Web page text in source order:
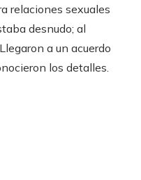
relaciones sexuales
desnudo; al
a un acuerdo
los detalles.